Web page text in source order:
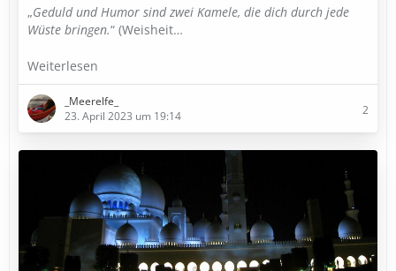
„Geduld und Humor sind zwei Kamele, die dich durch jede
Wüste bringen.“ (Weisheit…
Weiterlesen
_Meerelfe_
23. April 2023 um 19:14
2